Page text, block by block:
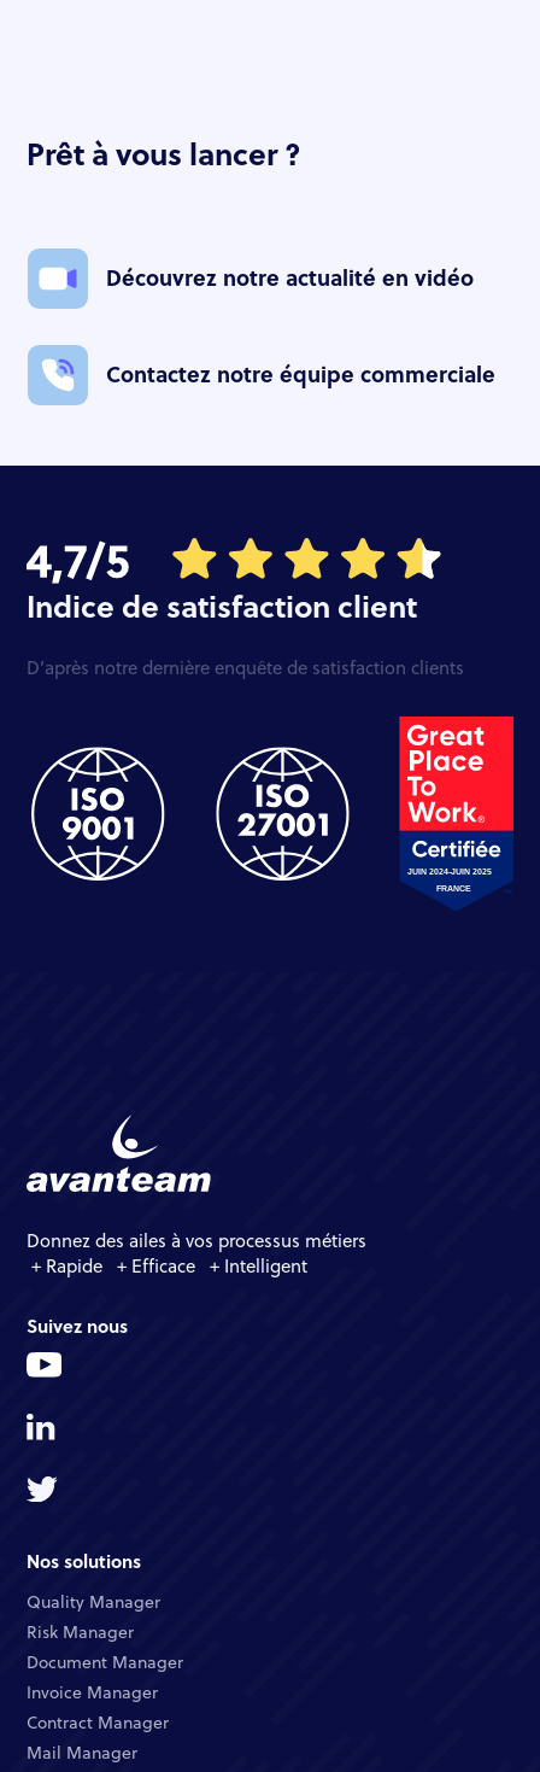
Prêt à vous lancer ?
Découvrez notre actualité en vidéo
Contactez notre équipe commerciale
Indice de satisfaction client
D’après notre dernière enquête de satisfaction clients
Donnez des ailes à vos processus métiers
+ Rapide + Efficace + Intelligent
Suivez nous
Nos solutions
Quality Manager​
Risk Manager​
Document Manager​
Invoice Manager​
Contract Manager​
Mail Manager​